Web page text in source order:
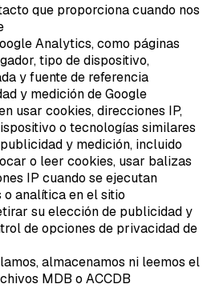
que proporciona cuando nos
Analytics, como páginas
tipo de dispositivo,
y fuente de referencia
y medición de Google
usar cookies, direcciones IP,
o tecnologías similares
y medición, incluido
o leer cookies, usar balizas
IP cuando se ejecutan
analítica en el sitio
su elección de publicidad y
de opciones de privacidad de
almacenamos ni leemos el
MDB o ACCDB